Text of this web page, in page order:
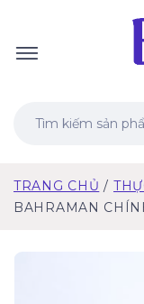
TRANG CHỦ
BAHRAMAN